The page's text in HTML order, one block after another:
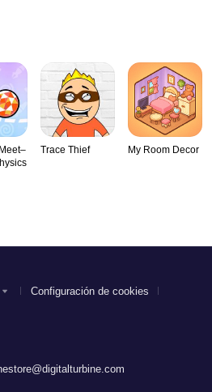
Trace Thief My Room Decor
Configuración de cookies